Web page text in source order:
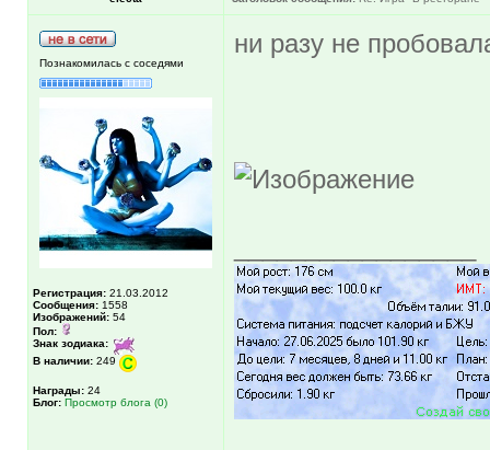
Познакомилась с соседями
Регистрация: 21.03.2012
Сообщения: 1558
Изображений: 54
Пол:
Знак зодиака:
В наличии: 249
Награды: 24
Блог: Просмотр блога (0)
ни разу не